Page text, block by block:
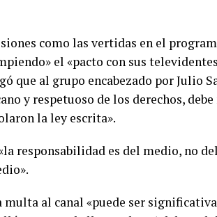
como las vertidas en el
el «pacto con sus
que al grupo encabezado por Julio
y respetuoso de los derechos,
la ley escrita».
responsabilidad es del medio, no
multa al canal «puede ser